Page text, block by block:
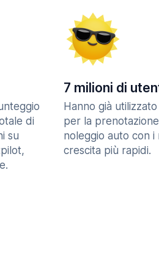
di
su
7 milioni di
Hanno già
per la
noleggio auto con i
crescita più rapidi.